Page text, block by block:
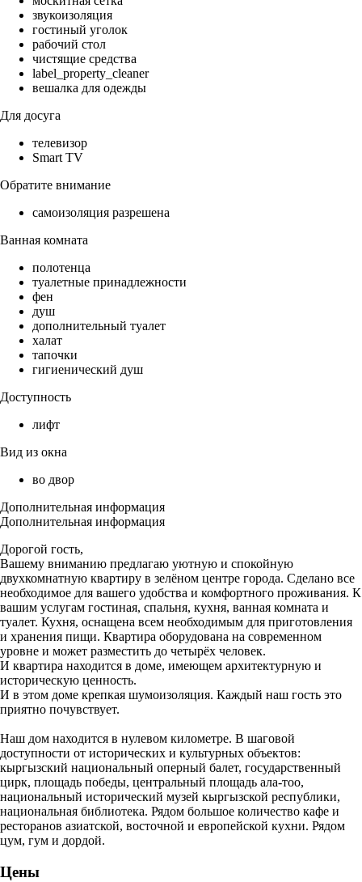
звукоизоляция
гостиный уголок
рабочий стол
чистящие средства
label_property_cleaner
вешалка для одежды
Для досуга
телевизор
Smart TV
Обратите внимание
самоизоляция разрешена
Ванная комната
полотенца
туалетные принадлежности
фен
душ
дополнительный туалет
халат
тапочки
гигиенический душ
Доступность
лифт
Вид из окна
во двор
Дополнительная информация
Дополнительная информация
Дорогой гость,
Вашему вниманию предлагаю уютную и спокойную
двухкомнатную квартиру в зелёном центре города. Сделано все
необходимое для вашего удобства и комфортного проживания. К
вашим услугам гостиная, спальня, кухня, ванная комната и
туалет. Кухня, оснащена всем необходимым для приготовления
и хранения пищи. Квартира оборудована на современном
уровне и может разместить до четырёх человек.
И квартира находится в доме, имеющем архитектурную и
историческую ценность.
И в этом доме крепкая шумоизоляция. Каждый наш гость это
приятно почувствует.
Наш дом находится в нулевом километре. В шаговой
доступности от исторических и культурных объектов:
кыргызский национальный оперный балет, государственный
цирк, площадь победы, центральный площадь ала-тоо,
национальный исторический музей кыргызской республики,
национальная библиотека. Рядом большое количество кафе и
ресторанов азиатской, восточной и европейской кухни. Рядом
цум, гум и дордой.
Цены